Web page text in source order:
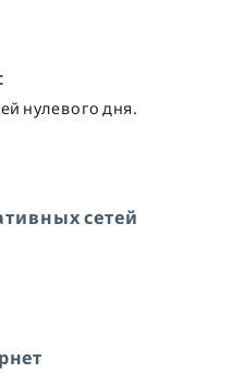
нулевого дня.
сетей